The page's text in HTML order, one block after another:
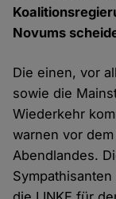
Novums
Die einen, vor
sowie die
Wiederkehr
warnen vor
Abendlandes.